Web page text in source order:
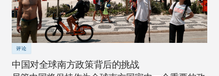
评论
中国对全球南方政策背后的挑战